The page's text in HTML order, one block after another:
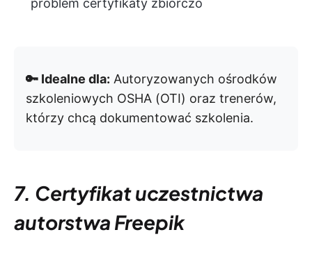
problem certyfikaty zbiorczo
🔑 Idealne dla: Autoryzowanych ośrodków
szkoleniowych OSHA (OTI) oraz trenerów,
którzy chcą dokumentować szkolenia.
7. Certyfikat uczestnictwa
autorstwa Freepik